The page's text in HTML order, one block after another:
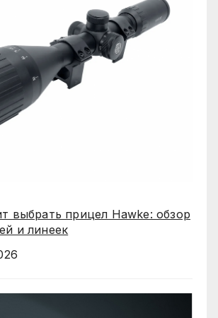
выбрать прицел Hawke: обзор
и линеек